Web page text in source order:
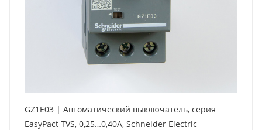
GZ1E03 | Автоматический выключатель, серия
EasyPact TVS, 0,25…0,40А, Schneider Electric